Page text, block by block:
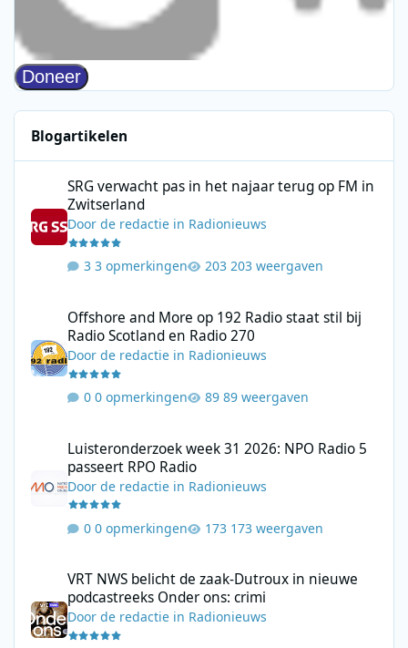
Blogartikelen
SRG verwacht pas in het najaar terug op FM in
Zwitserland
Doorde redactie in Radionieuws
3 opmerkingen 203 weergaven
Offshore and More op 192 Radio staat stil bij
Radio Scotland en Radio 270
Doorde redactie in Radionieuws
0 opmerkingen 89 weergaven
Luisteronderzoek week 31 2026: NPO Radio 5
passeert RPO Radio
Doorde redactie in Radionieuws
0 opmerkingen 173 weergaven
VRT NWS belicht de zaak-Dutroux in nieuwe
podcastreeks Onder ons: crimi
Doorde redactie in Radionieuws